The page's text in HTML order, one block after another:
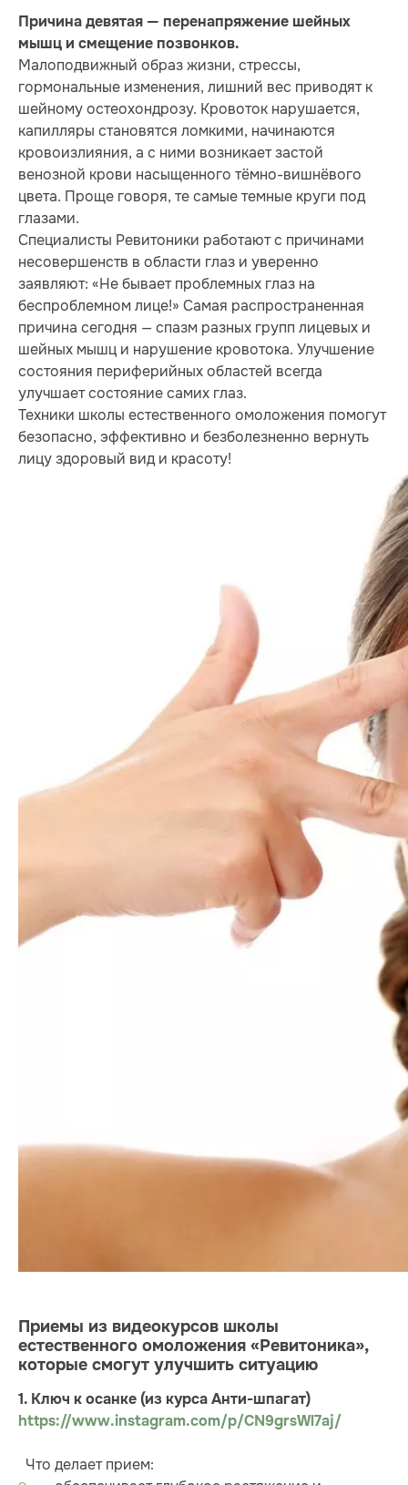
Причина девятая — перенапряжение шейных
мышц и смещение позвонков.
Малоподвижный образ жизни, стрессы,
гормональные изменения, лишний вес приводят к
шейному остеохондрозу. Кровоток нарушается,
капилляры становятся ломкими, начинаются
кровоизлияния, а с ними возникает застой
венозной крови насыщенного тёмно-вишнёвого
цвета. Проще говоря, те самые темные круги под
глазами.
Специалисты Ревитоники работают с причинами
несовершенств в области глаз и уверенно
заявляют: «Не бывает проблемных глаз на
беспроблемном лице!» Самая распространенная
причина сегодня — спазм разных групп лицевых и
шейных мышц и нарушение кровотока. Улучшение
состояния периферийных областей всегда
улучшает состояние самих глаз.
Техники школы естественного омоложения помогут
безопасно, эффективно и безболезненно вернуть
лицу здоровый вид и красоту!
Приемы из видеокурсов школы
естественного омоложения «Ревитоника»,
которые смогут улучшить ситуацию
1. Ключ к осанке (из курса Анти-шпагат)
https://www.instagram.com/p/CN9grsWl7aj/
Что делает прием: